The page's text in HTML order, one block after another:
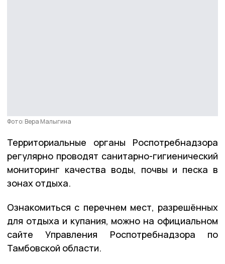
Фото: Вера Малыгина
Территориальные органы Роспотребнадзора
регулярно проводят санитарно-гигиенический
мониторинг качества воды, почвы и песка в
зонах отдыха.
Ознакомиться с перечнем мест, разрешённых
для отдыха и купания, можно на официальном
сайте Управления Роспотребнадзора по
Тамбовской области.